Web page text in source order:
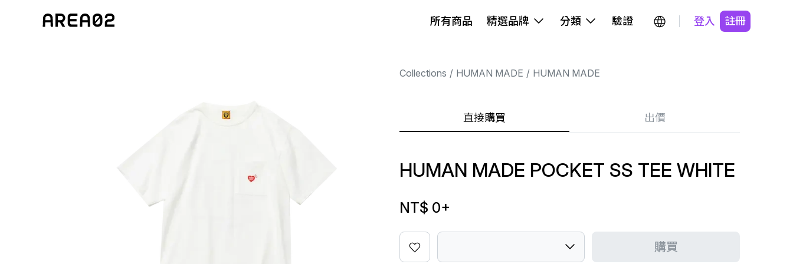
所有商品 精選品牌 分類 驗證 登入 註冊
Collections HUMAN MADE HUMAN MADE
直接購買 出價
HUMAN MADE POCKET SS TEE WHITE
NT$ 0+
購買